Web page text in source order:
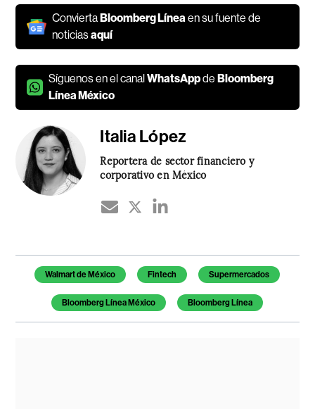
ConviertaBloomberg Líneaen su fuente de
noticiasaquí
Síguenos en el canalWhatsAppdeBloomberg
Línea México
Italia López
Reportera de sector financiero y
corporativo en México
Temas de este artículo
Walmart de México Fintech Supermercados
Bloomberg Línea México Bloomberg Línea